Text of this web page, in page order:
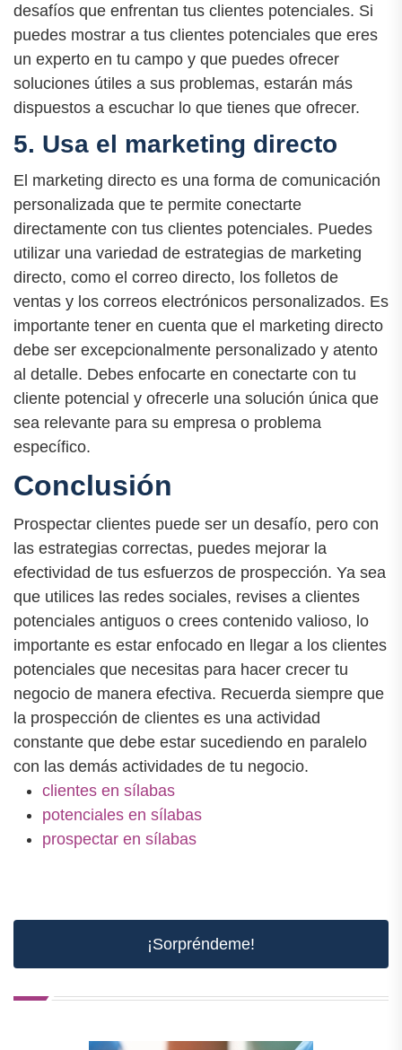
desafíos que enfrentan tus clientes potenciales. Si
puedes mostrar a tus clientes potenciales que eres
un experto en tu campo y que puedes ofrecer
soluciones útiles a sus problemas, estarán más
dispuestos a escuchar lo que tienes que ofrecer.
5. Usa el marketing directo
El marketing directo es una forma de comunicación
personalizada que te permite conectarte
directamente con tus clientes potenciales. Puedes
utilizar una variedad de estrategias de marketing
directo, como el correo directo, los folletos de
ventas y los correos electrónicos personalizados. Es
importante tener en cuenta que el marketing directo
debe ser excepcionalmente personalizado y atento
al detalle. Debes enfocarte en conectarte con tu
cliente potencial y ofrecerle una solución única que
sea relevante para su empresa o problema
específico.
Conclusión
Prospectar clientes puede ser un desafío, pero con
las estrategias correctas, puedes mejorar la
efectividad de tus esfuerzos de prospección. Ya sea
que utilices las redes sociales, revises a clientes
potenciales antiguos o crees contenido valioso, lo
importante es estar enfocado en llegar a los clientes
potenciales que necesitas para hacer crecer tu
negocio de manera efectiva. Recuerda siempre que
la prospección de clientes es una actividad
constante que debe estar sucediendo en paralelo
con las demás actividades de tu negocio.
clientes en sílabas
potenciales en sílabas
prospectar en sílabas
¡Sorpréndeme!